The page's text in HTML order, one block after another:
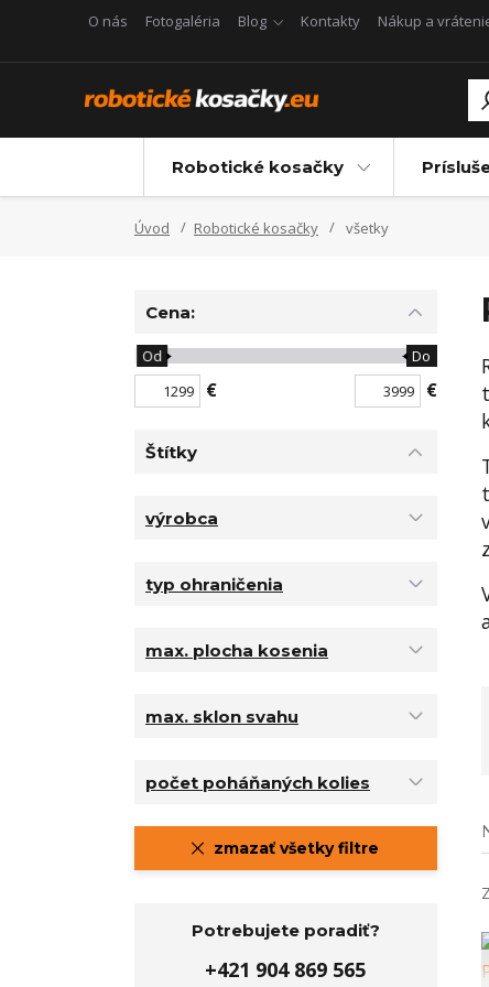
O nás Fotogaléria Blog Kontakty Nákup a
Robotické kosačky
Úvod Robotické kosačky všetky
Cena:
€
Od Do
€
Štítky
výrobca
typ ohraničenia
max. plocha kosenia
max. sklon svahu
počet poháňaných kolies
zmazať všetky filtre
Potrebujete poradiť?
+421 904 869 565